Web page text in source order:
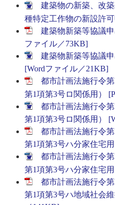
建築物の新築、改
種特定工作物の新設許
建築物新築等協議
ファイル／73KB]
建築物新築等協議
[Wordファイル／21KB]
都市計画法施行令
第1項第3号ロ関係用）
都市計画法施行令
第1項第3号ロ関係用）
都市計画法施行令
第1項第3号ハ分家住宅
都市計画法施行令
第1項第3号ハ分家住宅
都市計画法施行令
第1項第3号ハ地域社会